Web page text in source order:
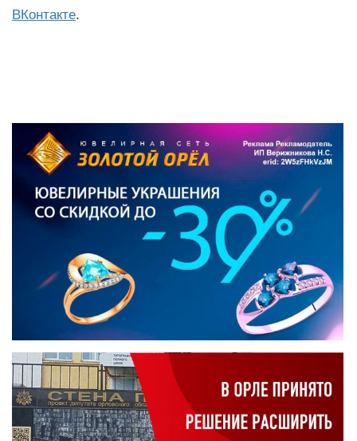
ВКонтакте.